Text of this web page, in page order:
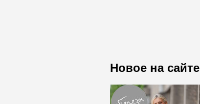
Новое на сайте